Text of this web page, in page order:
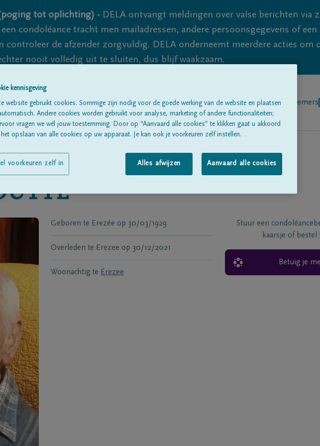
tot oplichting) - DELA ontvangt meldingen over valse berichten via
condoléance tracht men mailadressen, andere persoonsgegevens of
controleer de afzender zorgvuldig. DELA onderneemt meerdere acties om
nooit volledig uit te sluiten, dus blijf waakzaam.
Alle rouwberichtenOver onsBegrafenisondernemers
Geboren te Erezée op 30/03/1929
Overleden te Erezee op 30/12/2021
Woonachtig te Erezee
Stuur een
kaarsje of
Betuig je
kennisgeving
website gebruikt cookies. Sommige zijn nodig voor de goede werking van de website en plaatsen
Andere cookies worden gebruikt voor analyse, marketing of andere functionaliteiten;
vragen we wél jouw toestemming. Door op “Aanvaard alle cookies” te klikken gaat u akkoord
opslaan van alle cookies op uw apparaat. Je kan ook je voorkeuren zelf instellen.
Alles afwijzen Aanvaard alle cookies
voorkeuren zelf in